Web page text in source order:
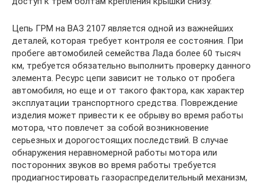
Цепь ГРМ на ВАЗ 2107 является одной из важнейших
деталей, которая требует контроля ее состояния. При
пробеге автомобилей семейства Лада более 60 тысяч
км, требуется обязательно выполнить проверку данного
элемента. Ресурс цепи зависит не только от пробега
автомобиля, но еще и от такого фактора, как характер
эксплуатации транспортного средства. Повреждение
изделия может привести к ее обрыву во время работы
мотора, что повлечет за собой возникновение
серьезных и дорогостоящих последствий. В случае
обнаружения неравномерной работы мотора или
посторонних звуков во время работы требуется
продиагностировать газораспределительный механизм,